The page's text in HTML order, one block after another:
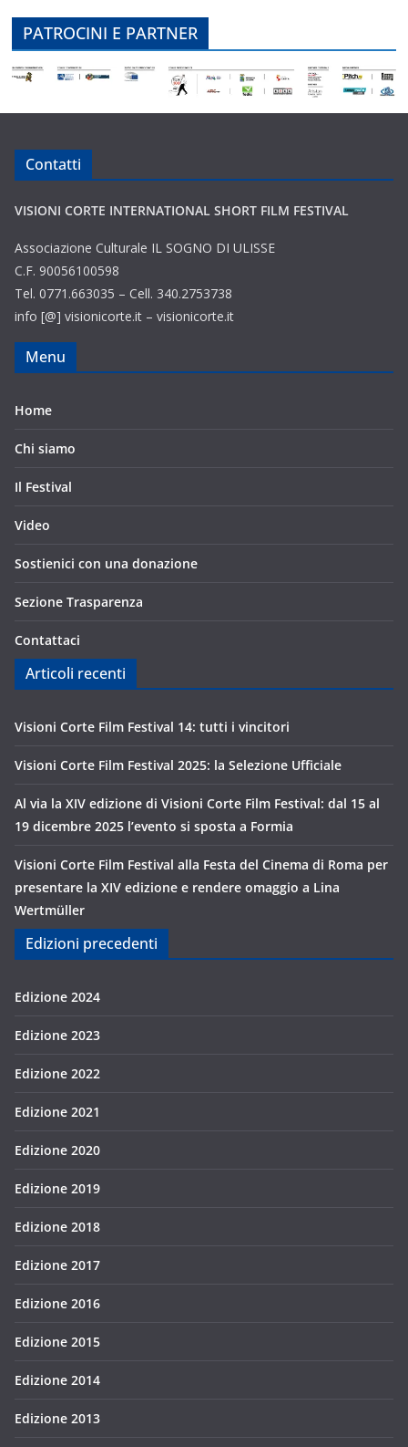
PATROCINI E PARTNER
Contatti
VISIONI CORTE INTERNATIONAL SHORT FILM FESTIVAL
Associazione Culturale IL SOGNO DI ULISSE
C.F. 90056100598
Tel. 0771.663035 – Cell. 340.2753738
info [@] visionicorte.it – visionicorte.it
Menu
Home
Chi siamo
Il Festival
Video
Sostienici con una donazione
Sezione Trasparenza
Contattaci
Articoli recenti
Visioni Corte Film Festival 14: tutti i vincitori
Visioni Corte Film Festival 2025: la Selezione Ufficiale
Al via la XIV edizione di Visioni Corte Film Festival: dal 15 al
19 dicembre 2025 l’evento si sposta a Formia
Visioni Corte Film Festival alla Festa del Cinema di Roma per
presentare la XIV edizione e rendere omaggio a Lina
Wertmüller
Edizioni precedenti
Edizione 2024
Edizione 2023
Edizione 2022
Edizione 2021
Edizione 2020
Edizione 2019
Edizione 2018
Edizione 2017
Edizione 2016
Edizione 2015
Edizione 2014
Edizione 2013